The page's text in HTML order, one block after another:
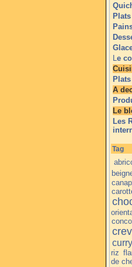
Le
A
Le
Les
Tag
curry
riz
de